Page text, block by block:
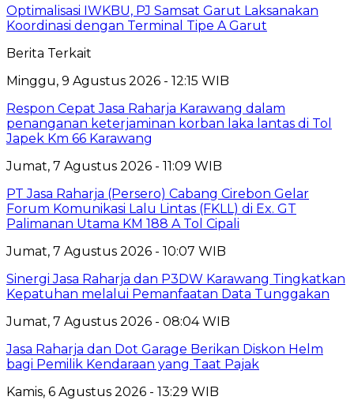
Optimalisasi IWKBU, PJ Samsat Garut Laksanakan
Koordinasi dengan Terminal Tipe A Garut
Berita Terkait
Minggu, 9 Agustus 2026 - 12:15 WIB
Respon Cepat Jasa Raharja Karawang dalam
penanganan keterjaminan korban laka lantas di Tol
Japek Km 66 Karawang
Jumat, 7 Agustus 2026 - 11:09 WIB
PT Jasa Raharja (Persero) Cabang Cirebon Gelar
Forum Komunikasi Lalu Lintas (FKLL) di Ex. GT
Palimanan Utama KM 188 A Tol Cipali
Jumat, 7 Agustus 2026 - 10:07 WIB
Sinergi Jasa Raharja dan P3DW Karawang Tingkatkan
Kepatuhan melalui Pemanfaatan Data Tunggakan
Jumat, 7 Agustus 2026 - 08:04 WIB
Jasa Raharja dan Dot Garage Berikan Diskon Helm
bagi Pemilik Kendaraan yang Taat Pajak
Kamis, 6 Agustus 2026 - 13:29 WIB